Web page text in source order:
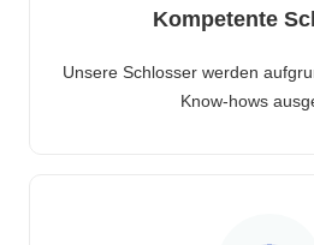
Kompetente
Unsere Schlosser werden
Know-hows